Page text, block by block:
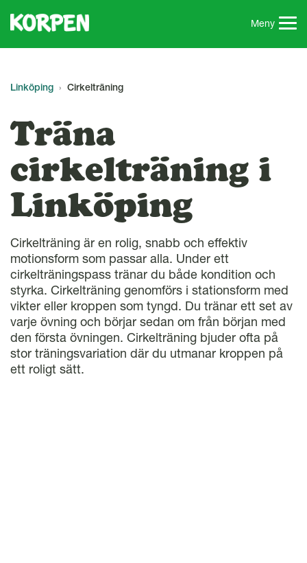
Meny
Linköping Cirkelträning
Träna
cirkelträning i
Linköping
Cirkelträning är en rolig, snabb och effektiv
motionsform som passar alla. Under ett
cirkelträningspass tränar du både kondition och
styrka. Cirkelträning genomförs i stationsform med
vikter eller kroppen som tyngd. Du tränar ett set av
varje övning och börjar sedan om från början med
den första övningen. Cirkelträning bjuder ofta på
stor träningsvariation där du utmanar kroppen på
ett roligt sätt.